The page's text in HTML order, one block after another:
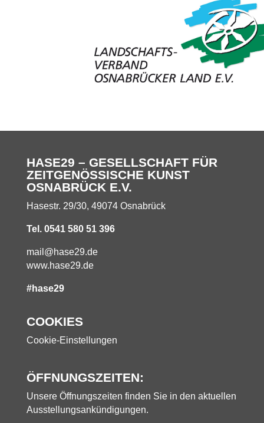
HASE29 – GESELLSCHAFT FÜR
ZEITGENÖSSISCHE KUNST
OSNABRÜCK E.V.
Hasestr. 29/30, 49074 Osnabrück
Tel. 0541 580 51 396
mail@hase29.de
www.hase29.de
#hase29
COOKIES
Cookie-Einstellungen
ÖFFNUNGSZEITEN:
Unsere Öffnungszeiten finden Sie in den aktuellen
Ausstellungsankündigungen.